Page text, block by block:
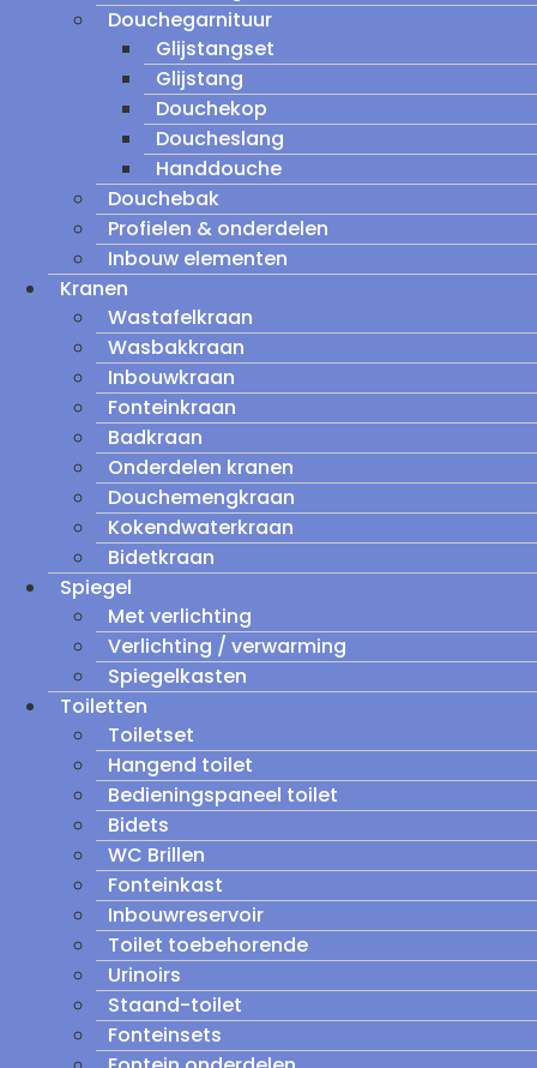
Douchegarnituur
Glijstangset
Glijstang
Douchekop
Doucheslang
Handdouche
Douchebak
Profielen & onderdelen
Inbouw elementen
Kranen
Wastafelkraan
Wasbakkraan
Inbouwkraan
Fonteinkraan
Badkraan
Onderdelen kranen
Douchemengkraan
Kokendwaterkraan
Bidetkraan
Spiegel
Met verlichting
Verlichting / verwarming
Spiegelkasten
Toiletten
Toiletset
Hangend toilet
Bedieningspaneel toilet
Bidets
WC Brillen
Fonteinkast
Inbouwreservoir
Toilet toebehorende
Urinoirs
Staand-toilet
Fonteinsets